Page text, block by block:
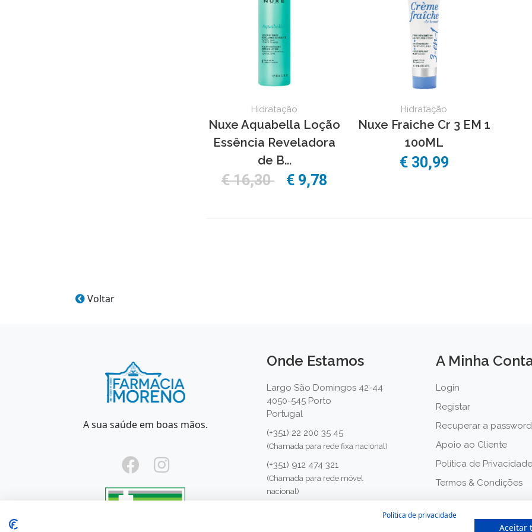
Hidratação
Nuxe Aquabella Loção
Essência Reveladora
de B...
€ 16,30 € 9,78
Hidratação
Nuxe Fraiche Cr 3 EM 1
100ML
€ 30,99
Voltar
A sua saúde em boas mãos.
Onde Estamos
Largo São Domingos 42-44
4050-545 Porto
Portugal
(+351) 22 200 35 45
(Chamada para rede fixa nacional)
(+351) 912 474 321
(Chamada para rede móvel
nacional)
A Minha
Login
Registar
Recuperar a password
Apoio ao Cliente
Política de Privacidade
Termos & Condições
Política de privacidade
Aceitar